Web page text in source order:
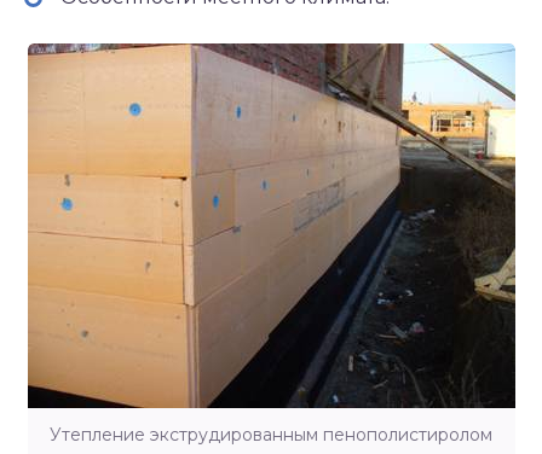
Утепление экструдированным пенополистиролом